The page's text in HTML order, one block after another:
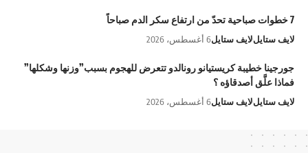
7 خطوات صباحية تحدّ من ارتفاع سكر الدم صباحاً
لايف ستايللايف ستايل6 أغسطس، 2026
جورجينا خطيبة كريستيانو رونالدو تتعرض للهجوم بسبب”وزنها وشكلها”
فماذا علَّق أصدقاؤه ؟
لايف ستايللايف ستايل6 أغسطس، 2026